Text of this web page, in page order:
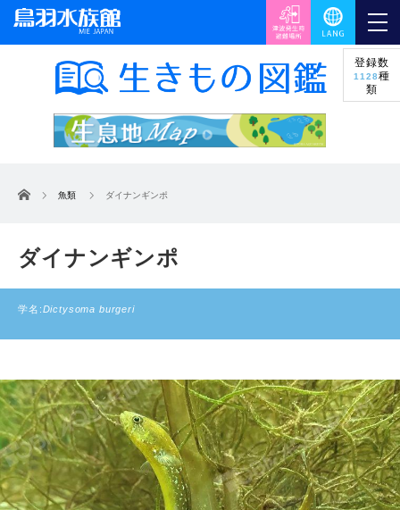
登録数
1128種
類
ホーム 魚類 ダイナンギンポ
ダイナンギンポ
学名:Dictysoma burgeri